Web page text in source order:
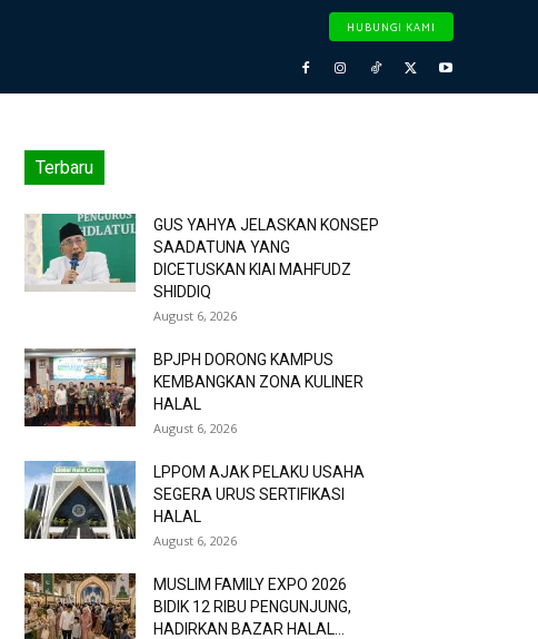
HUBUNGI KAMI
Terbaru
GUS YAHYA JELASKAN KONSEP
SAADATUNA YANG
DICETUSKAN KIAI MAHFUDZ
SHIDDIQ
August 6, 2026
BPJPH DORONG KAMPUS
KEMBANGKAN ZONA KULINER
HALAL
August 6, 2026
LPPOM AJAK PELAKU USAHA
SEGERA URUS SERTIFIKASI
HALAL
August 6, 2026
MUSLIM FAMILY EXPO 2026
BIDIK 12 RIBU PENGUNJUNG,
HADIRKAN BAZAR HALAL...